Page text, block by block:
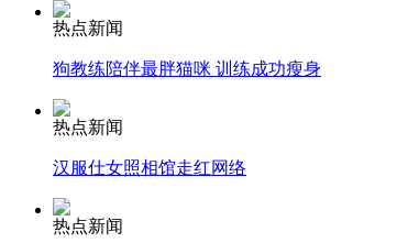
纽约上演“枕头大战”
热点新闻
狗教练陪伴最胖猫咪 训练成功瘦身
热点新闻
汉服仕女照相馆走红网络
热点新闻